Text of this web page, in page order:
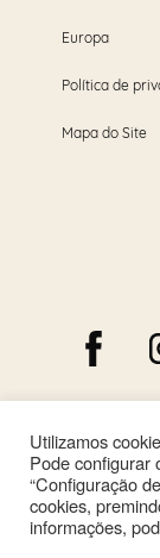
Europa
Política de
Mapa do Site
Utilizamos
Pode configurar
“Configuração
cookies,
informações,